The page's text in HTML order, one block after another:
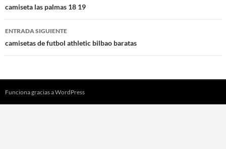
de
entradas
camiseta las palmas 18 19
ENTRADA SIGUIENTE
camisetas de futbol athletic bilbao baratas
Funciona gracias a WordPress